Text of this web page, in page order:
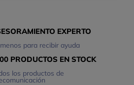
EXPERTO
para recibir ayuda
PRODUCTOS EN STOCK
los productos de